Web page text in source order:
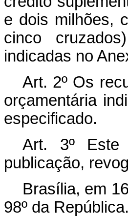
e dois milhões,
cinco
indicadas no
Art. 2º Os
orçamentária
especificado.
Art. 3º
publicação,
Brasília, em
98º da República.